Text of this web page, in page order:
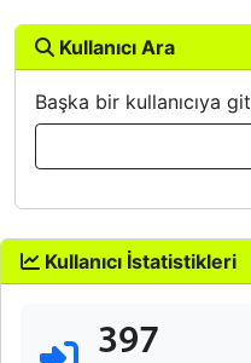
Kullanıcı Ara
Başka bir kullanıcıya git
Kullanıcı İstatistikleri
397